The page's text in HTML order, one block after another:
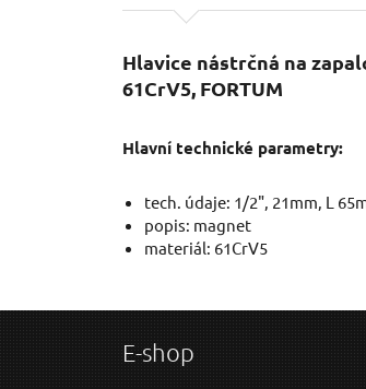
Hlavice nástrčná na
61CrV5, FORTUM
Hlavní technické parametry:
tech. údaje: 1/2", 21mm, L
popis: magnet
materiál: 61CrV5
E-shop